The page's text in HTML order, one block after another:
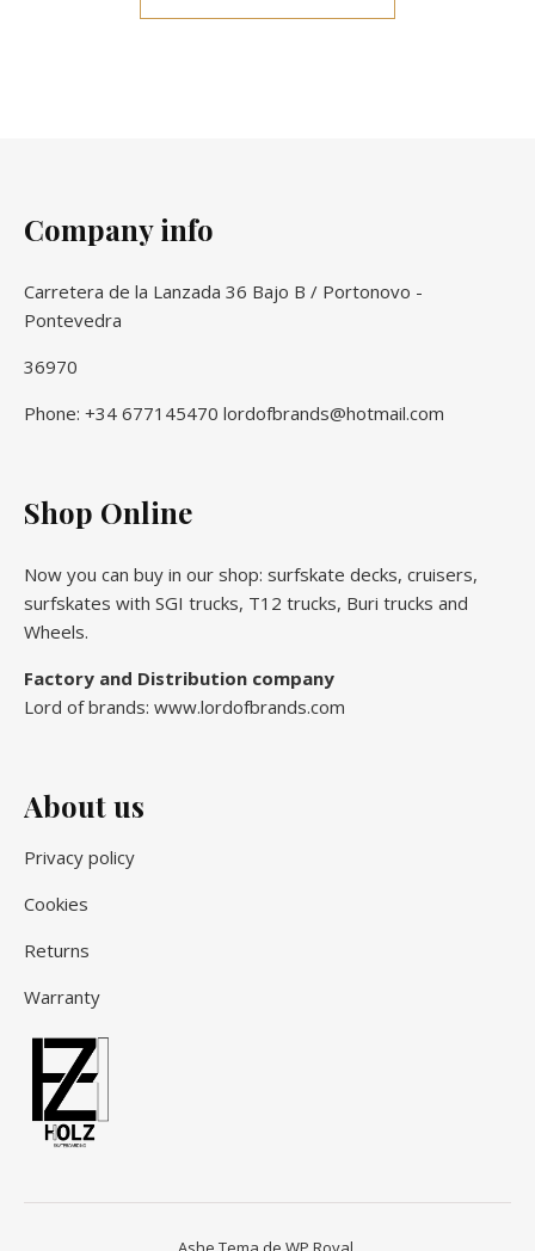
Company info
Carretera de la Lanzada 36 Bajo B / Portonovo -
Pontevedra
36970
Phone: +34 677145470 lordofbrands@hotmail.com
Shop Online
Now you can buy in our shop: surfskate decks, cruisers,
surfskates with SGI trucks, T12 trucks, Buri trucks and
Wheels.
Factory and Distribution company
Lord of brands: www.lordofbrands.com
About us
Privacy policy
Cookies
Returns
Warranty